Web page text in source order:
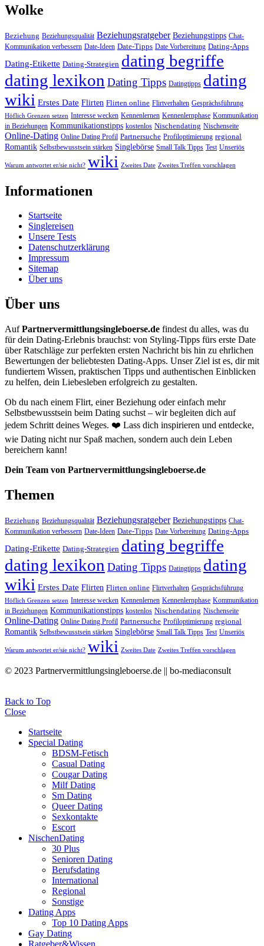
Wolke
Beziehung Beziehungsqualität Beziehungsratgeber Beziehungstipps Chat-
Kommunikation verbessern Date-Ideen Date-Tipps Date Vorbereitung Dating-Apps
Dating-Etikette Dating-Strategien dating begriffe
dating lexikon Dating Tipps Datingtipps dating
wiki Erstes Date Flirten Flirten online Flirtverhalten Gesprächsführung
Höflich Grenzen setzen Interesse wecken Kennenlernen Kennenlernphase Kommunikation
in Beziehungen Kommunikationstipps kostenlos Nischendating Nischenseite
Online-Dating Online Dating Profil Partnersuche Profiloptimierung regional
Romantik Selbstbewusstsein stärken Singlebörse Small Talk Tipps Test Unseriös
Warum antwortet er/sie nicht? wiki Zweites Date Zweites Treffen vorschlagen
Informationen
Startseite
Singlereisen
Unsere Tests
Datenschutzerklärung
Impressum
Sitemap
Über uns
Über uns
AufPartnervermittlungsingleboerse.de findest du alles, was du
für dein Dating-Erlebnis brauchst: von Styling-Tipps fürs erste Date
über Ratschläge zur perfekten ersten Nachricht bis hin zu ehrlichen
Bewertungen der beliebtesten Dating-Apps. Unser Ziel ist es, dir mit
fundiertem Wissen, praktischen Tipps und authentischen Einblicken
zu helfen, dein Liebesleben erfolgreich zu gestalten.
Ob du nach einem Flirt, einer Beziehung oder einfach mehr
Selbstbewusstsein beim Dating suchst – wir begleiten dich auf
jedem Schritt deines Weges. ❤️ Lass dich inspirieren und entdecke,
wie Dating nicht nur Spaß machen, sondern auch dein Leben
bereichern kann!
Dein Team von Partnervermittlungsingleboerse.de
Themen
Beziehung Beziehungsqualität Beziehungsratgeber Beziehungstipps Chat-
Kommunikation verbessern Date-Ideen Date-Tipps Date Vorbereitung Dating-Apps
Dating-Etikette Dating-Strategien dating begriffe
dating lexikon Dating Tipps Datingtipps dating
wiki Erstes Date Flirten Flirten online Flirtverhalten Gesprächsführung
Höflich Grenzen setzen Interesse wecken Kennenlernen Kennenlernphase Kommunikation
in Beziehungen Kommunikationstipps kostenlos Nischendating Nischenseite
Online-Dating Online Dating Profil Partnersuche Profiloptimierung regional
Romantik Selbstbewusstsein stärken Singlebörse Small Talk Tipps Test Unseriös
Warum antwortet er/sie nicht? wiki Zweites Date Zweites Treffen vorschlagen
© 2023 Partnervermittlungsingleboerse.de || bo-mediaconsult
Back to Top
Close
Startseite
Special Dating
BDSM-Fetisch
Casual Dating
Cougar Dating
Milf Dating
Sm Dating
Queer Dating
Sexkontakte
Escort
NischenDating
30 Plus
Senioren Dating
Berufsdating
International
Regional
Sonstige
Dating Apps
Top 10 Dating Apps
Gay Dating
Ratgeber&Wissen